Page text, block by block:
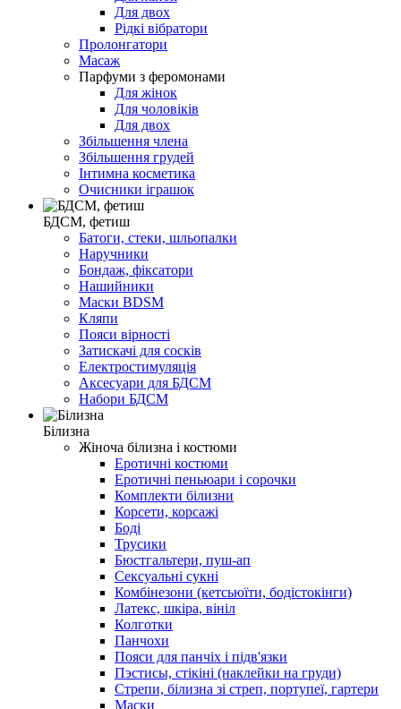
Для двох
Рідкі вібратори
Пролонгатори
Масаж
Парфуми з феромонами
Для жінок
Для чоловіків
Для двох
Збільшення члена
Збільшення грудей
Інтимна косметика
Очисники іграшок
БДСМ, фетиш
Батоги, стеки, шльопалки
Наручники
Бондаж, фіксатори
Нашийники
Маски BDSM
Кляпи
Пояси вірності
Затискачі для сосків
Електростимуляція
Аксесуари для БДСМ
Набори БДСМ
Білизна
Жіноча білизна і костюми
Еротичні костюми
Еротичні пеньюари і сорочки
Комплекти білизни
Корсети, корсажі
Боді
Трусики
Бюстгальтери, пуш-ап
Сексуальні сукні
Комбінезони (кетсьюїти, бодістокінги)
Латекс, шкіра, вініл
Колготки
Панчохи
Пояси для панчіх і підв'язки
Пэстисы, стікіні (наклейки на груди)
Стрепи, білизна зі стреп, портупеї, гартери
Маски